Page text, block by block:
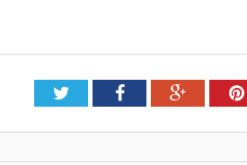
TwitterFacebookGoogle+